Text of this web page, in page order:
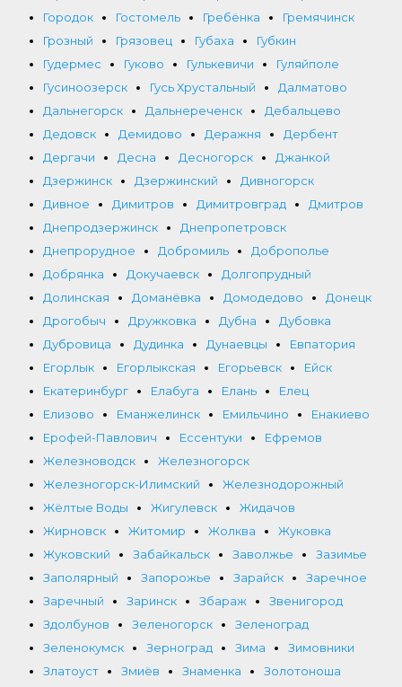
Городок
Гостомель Гребёнка
Гремячинск
Грозный
Грязовец Губаха
Губкин
Гудермес
Гуково Гулькевичи
Гуляйполе
Гусиноозерск
Гусь Хрустальный
Далматово
Дальнегорск
Дальнереченск
Дебальцево
Дедовск
Демидово Деражня
Дербент
Дергачи
Десна Десногорск
Джанкой
Дзержинск
Дзержинский
Дивногорск
Дивное
Димитров Димитровград
Дмитров
Днепродзержинск
Днепропетровск
Днепрорудное
Добромиль
Доброполье
Добрянка
Докучаевск
Долгопрудный
Долинская
Доманёвка Домодедово
Донецк
Дрогобыч
Дружковка Дубна
Дубовка
Дубровица
Дудинка Дунаевцы
Евпатория
Егорлык
Егорлыкская Егорьевск
Ейск
Екатеринбург
Елабуга Елань
Елец
Елизово
Еманжелинск Емильчино
Енакиево
Ерофей-Павлович
Ессентуки
Ефремов
Железноводск
Железногорск
Железногорск-Илимский
Железнодорожный
Жёлтые Воды
Жигулевск
Жидачов
Жирновск
Житомир Жолква
Жуковка
Жуковский
Забайкальск Заволжье
Зазимье
Заполярный
Запорожье Зарайск
Заречное
Заречный
Заринск Збараж
Звенигород
Здолбунов
Зеленогорск
Зеленоград
Зеленокумск
Зерноград Зима
Зимовники
Златоуст
Змиёв Знаменка
Золотоноша